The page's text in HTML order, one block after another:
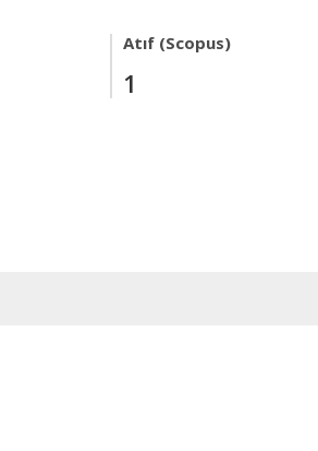
Atıf (Scopus)
1